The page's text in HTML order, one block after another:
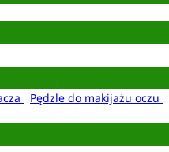
Pędzle do makijażu oczu